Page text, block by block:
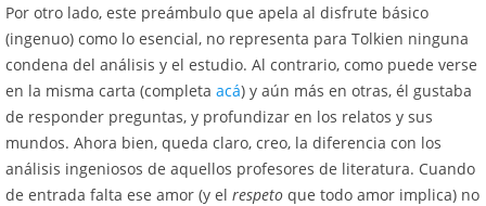
Por otro lado, este preámbulo que apela al disfrute básico
(ingenuo) como lo esencial, no representa para Tolkien ninguna
condena del análisis y el estudio. Al contrario, como puede verse
en la misma carta (completa acá) y aún más en otras, él gustaba
de responder preguntas, y profundizar en los relatos y sus
mundos. Ahora bien, queda claro, creo, la diferencia con los
análisis ingeniosos de aquellos profesores de literatura. Cuando
de entrada falta ese amor (y el respeto que todo amor implica) no